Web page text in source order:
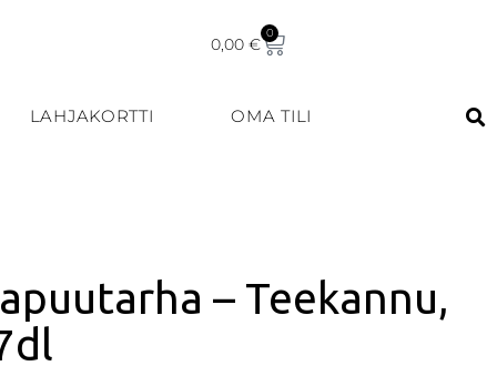
0,00€
0
LAHJAKORTTI OMA TILI
– Teekannu,